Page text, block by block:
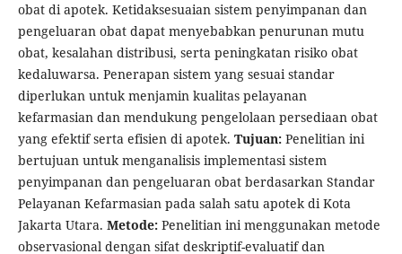
obat di apotek. Ketidaksesuaian sistem penyimpanan dan
pengeluaran obat dapat menyebabkan penurunan mutu
obat, kesalahan distribusi, serta peningkatan risiko obat
kedaluwarsa. Penerapan sistem yang sesuai standar
diperlukan untuk menjamin kualitas pelayanan
kefarmasian dan mendukung pengelolaan persediaan obat
yang efektif serta efisien di apotek. Tujuan: Penelitian ini
bertujuan untuk menganalisis implementasi sistem
penyimpanan dan pengeluaran obat berdasarkan Standar
Pelayanan Kefarmasian pada salah satu apotek di Kota
Jakarta Utara. Metode: Penelitian ini menggunakan metode
observasional dengan sifat deskriptif-evaluatif dan